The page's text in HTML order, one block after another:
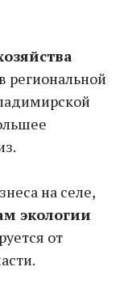
региональной
на селе,
экологии
от